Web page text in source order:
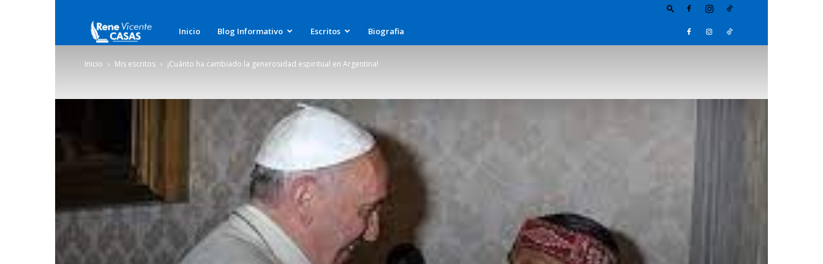
Rene
Vicente
Inicio Blog Informativo Escritos Biografia
Inicio Mis escritos ¡Cuánto ha cambiado la generosidad espiritual en Argentina!